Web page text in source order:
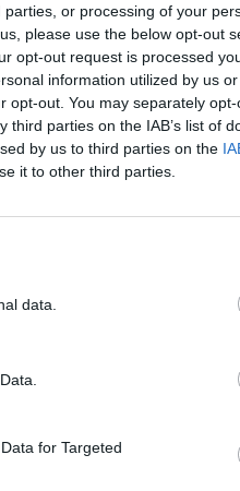
or processing of your
please use the below opt-out
opt-out request is processed
information utilized by us
opt-out. You may separately
parties on the IAB’s list of
by us to third parties on the
it to other third parties.
data.
for Targeted
jam patinkančiu
patiko“, - „Vakarų
ryla grojantis V.
to, klaipėdietis tikina
tą laiką iš praeivių sulaukė
bet jame trūksta
panašus į turgų, su
kad tai buvo jo vaikystės